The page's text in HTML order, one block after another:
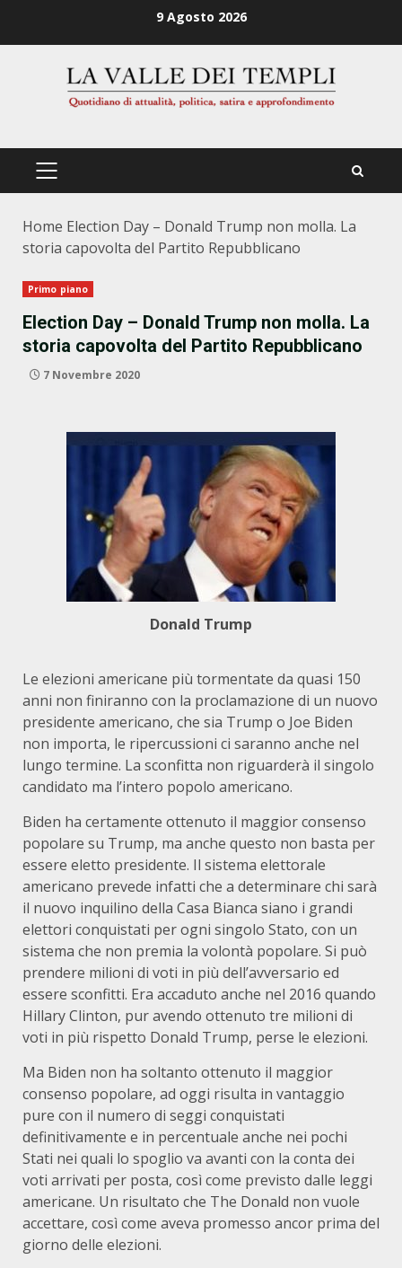
9 Agosto 2026
PRIMÄRES
Home Election Day – Donald Trump non molla. La
storia capovolta del Partito Repubblicano
Primo piano
Election Day – Donald Trump non molla. La
storia capovolta del Partito Repubblicano
7 Novembre 2020
Donald Trump
Le elezioni americane più tormentate da quasi 150
anni non finiranno con la proclamazione di un nuovo
presidente americano, che sia Trump o Joe Biden
non importa, le ripercussioni ci saranno anche nel
lungo termine. La sconfitta non riguarderà il singolo
candidato ma l’intero popolo americano.
Biden ha certamente ottenuto il maggior consenso
popolare su Trump, ma anche questo non basta per
essere eletto presidente. Il sistema elettorale
americano prevede infatti che a determinare chi sarà
il nuovo inquilino della Casa Bianca siano i grandi
elettori conquistati per ogni singolo Stato, con un
sistema che non premia la volontà popolare. Si può
prendere milioni di voti in più dell’avversario ed
essere sconfitti. Era accaduto anche nel 2016 quando
Hillary Clinton, pur avendo ottenuto tre milioni di
voti in più rispetto Donald Trump, perse le elezioni.
Ma Biden non ha soltanto ottenuto il maggior
consenso popolare, ad oggi risulta in vantaggio
pure con il numero di seggi conquistati
definitivamente e in percentuale anche nei pochi
Stati nei quali lo spoglio va avanti con la conta dei
voti arrivati per posta, così come previsto dalle leggi
americane. Un risultato che The Donald non vuole
accettare, così come aveva promesso ancor prima del
giorno delle elezioni.